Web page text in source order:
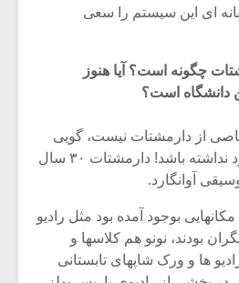
ای این سیستم را سعی
چگونه است؟ آیا هنوز
دانشگاه است؟
از دارمشتات نیست، گویی
دیگر چنین مرکزی وجود نداشته باشد! دارمشتات ۳۰ سال
آوانگارد.
بوجود آمده بود مثل رادیو
بودند، نونو هم کلاسها و
ها و ورک شاپهای تابستانی
روژا
بر موسیقی
«متری
موریس ژار
موسیقی